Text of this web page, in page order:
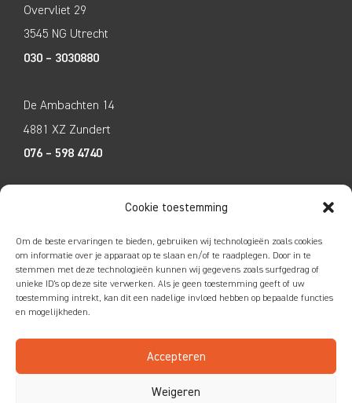
Cookie toestemming
Om de beste ervaringen te bieden, gebruiken wij technologieën zoals cookies
om informatie over je apparaat op te slaan en/of te raadplegen. Door in te
stemmen met deze technologieën kunnen wij gegevens zoals surfgedrag of
unieke ID's op deze site verwerken. Als je geen toestemming geeft of uw
toestemming intrekt, kan dit een nadelige invloed hebben op bepaalde functies
en mogelijkheden.
Accepteren
Weigeren
Overvliet 29
3545 NG Utrecht
030 – 3030880
De Ambachten 14
4881 XZ Zundert
076 – 598 4740
6365 ET Schinnen
046 – 4752585
Disclaimer